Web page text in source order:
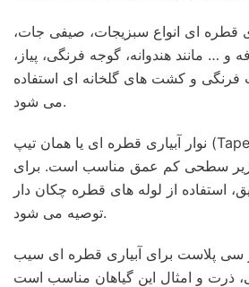
قطره ای انواع سبزیجات، صیفی جات،
و … مانند هندوانه، گوجه فرنگی، پیاز،
و کشت های گلخانه ای استفاده
می شود.
نوار آبیاری قطره ای یا همان تیپ (Tape) مناسب آبیاری قطره
سطحی کم عمق مناسب است. برای
استفاده از لوله های قطره چکان دار
توصیه می شود.
سی پلاست برای آبیاری قطره ای سیب
ذرت و امثال این گیاهان مناسب است